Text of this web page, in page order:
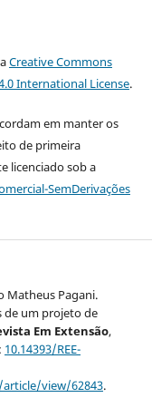
Creative Commons
International License.
em manter os
de primeira
licenciado sob a
SemDerivações
Matheus Pagani.
de um projeto de
Em Extensão,
10.14393/REE-
view/62843.